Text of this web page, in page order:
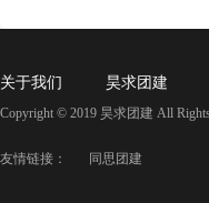
关于我们 昊求团建
Copyright © 2019 昊求团建 All
友情链接： 同思团建